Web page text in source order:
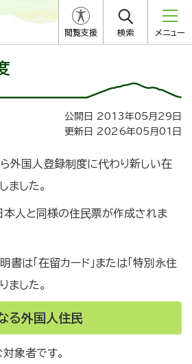
閲覧支援 検索 メニュー
公開日 2013年05月29日
更新日 2026年05月01日
国人登録制度に代わり新しい在
ました。
人と同様の住民票が作成されま
書は「在留カード」または「特別永住
ました。
る外国人住民
象者です。